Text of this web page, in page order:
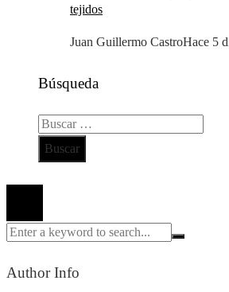
tejidos
Juan Guillermo CastroHace 5
Búsqueda
Buscar:
Author Info